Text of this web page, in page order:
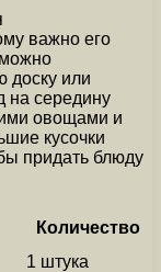
важно его
доску или
на середину
овощами и
кусочки
придать блюду
Количество
1 штука